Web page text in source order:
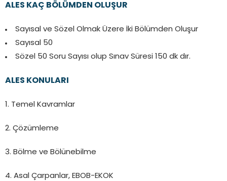
ALES KAÇ BÖLÜMDEN OLUŞUR
Sayısal ve Sözel Olmak Üzere İki Bölümden Oluşur
Sayısal 50
Sözel 50 Soru Sayısı olup Sınav Süresi 150 dk dır.
ALES KONULARI
1. Temel Kavramlar
2. Çözümleme
3. Bölme ve Bölünebilme
4. Asal Çarpanlar, EBOB-EKOK